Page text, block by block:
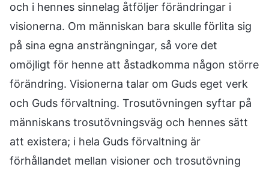
och i hennes sinnelag åtföljer förändringar i
visionerna. Om människan bara skulle förlita sig
på sina egna ansträngningar, så vore det
omöjligt för henne att åstadkomma någon större
förändring. Visionerna talar om Guds eget verk
och Guds förvaltning. Trosutövningen syftar på
människans trosutövningsväg och hennes sätt
att existera; i hela Guds förvaltning är
förhållandet mellan visioner och trosutövning